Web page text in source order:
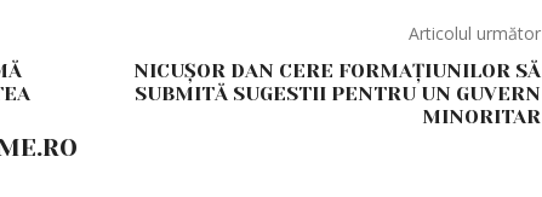
Articolul următor
NICUȘOR DAN CERE FORMAȚIUNILOR SĂ
SUBMITĂ SUGESTII PENTRU UN GUVERN
MINORITAR